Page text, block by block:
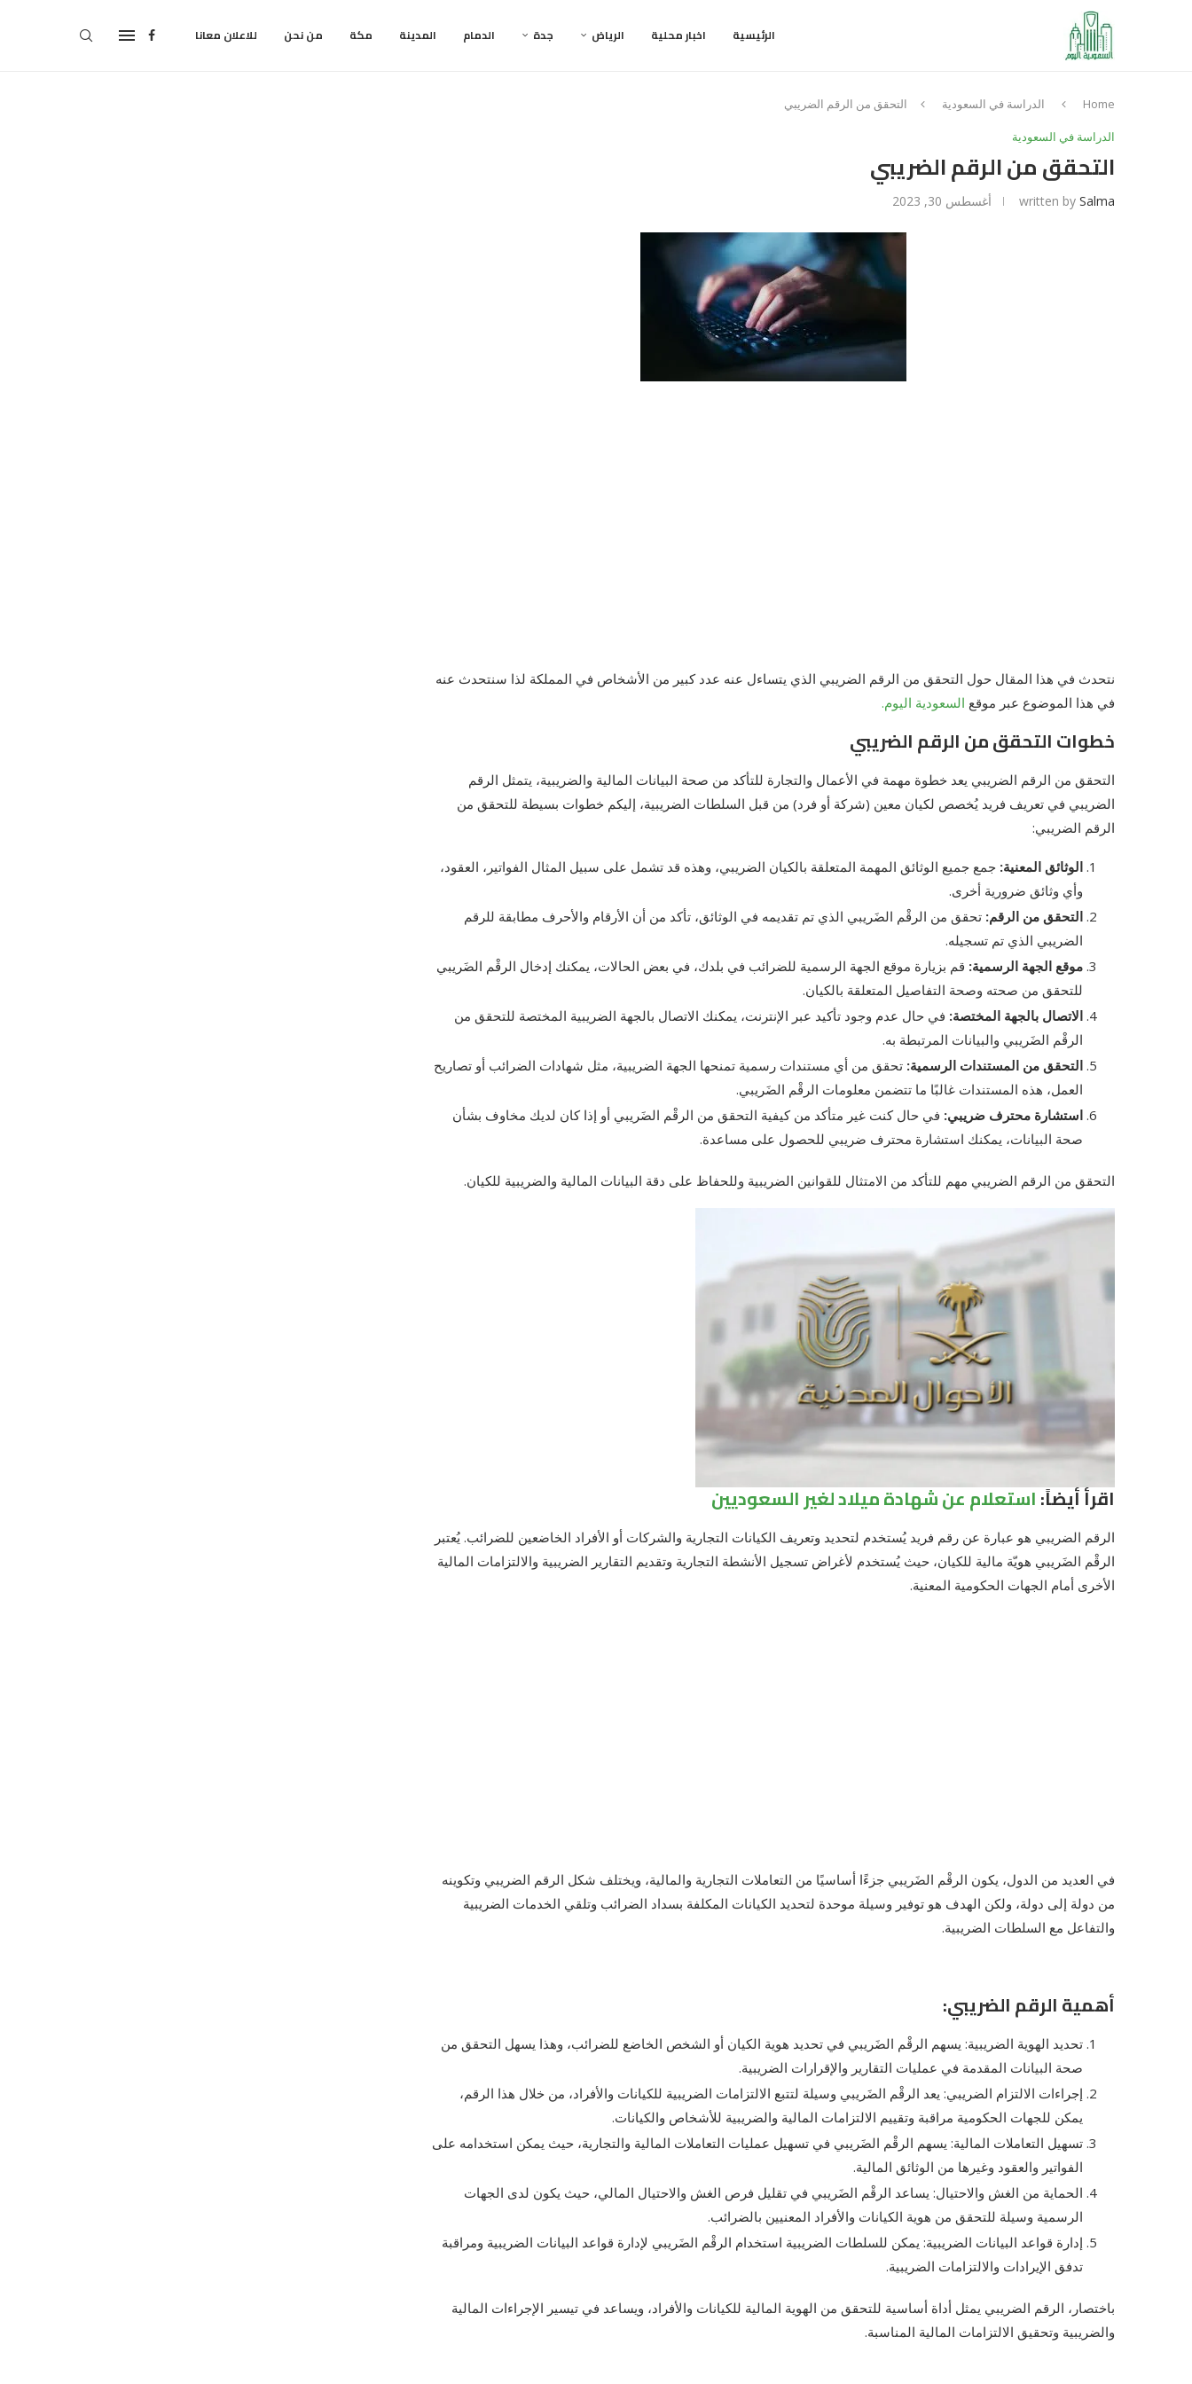
الرئيسية اخبار محلية الرياض جدة الدمام المدينة مكة من نحن للاعلان معانا
Home الدراسة في السعودية التحقق من الرقم الضريبي
الدراسة في السعودية
التحقق من الرقم الضريبي
written by Salma أغسطس 30, 2023
نتحدث في هذا المقال حول التحقق من الرقم الضريبي الذي يتساءل عنه عدد كبير من الأشخاص في المملكة لذا سنتحدث عنه
في هذا الموضوع عبر موقع السعودية اليوم.
خطوات التحقق من الرقم الضريبي
التحقق من الرقم الضريبي يعد خطوة مهمة في الأعمال والتجارة للتأكد من صحة البيانات المالية والضريبية، يتمثل الرقم
الضريبي في تعريف فريد يُخصص لكيان معين (شركة أو فرد) من قبل السلطات الضريبية، إليكم خطوات بسيطة للتحقق من
الرقم الضريبي:
الوثائق المعنية: جمع جميع الوثائق المهمة المتعلقة بالكيان الضريبي، وهذه قد تشمل على سبيل المثال الفواتير، العقود،
وأي وثائق ضرورية أخرى.
التحقق من الرقم: تحقق من الرقْم الضَريبي الذي تم تقديمه في الوثائق، تأكد من أن الأرقام والأحرف مطابقة للرقم
الضريبي الذي تم تسجيله.
موقع الجهة الرسمية: قم بزيارة موقع الجهة الرسمية للضرائب في بلدك، في بعض الحالات، يمكنك إدخال الرقْم الضَريبي
للتحقق من صحته وصحة التفاصيل المتعلقة بالكيان.
الاتصال بالجهة المختصة: في حال عدم وجود تأكيد عبر الإنترنت، يمكنك الاتصال بالجهة الضريبية المختصة للتحقق من
الرقْم الضَريبي والبيانات المرتبطة به.
التحقق من المستندات الرسمية: تحقق من أي مستندات رسمية تمنحها الجهة الضريبية، مثل شهادات الضرائب أو تصاريح
العمل، هذه المستندات غالبًا ما تتضمن معلومات الرقْم الضَريبي.
استشارة محترف ضريبي: في حال كنت غير متأكد من كيفية التحقق من الرقْم الضَريبي أو إذا كان لديك مخاوف بشأن
صحة البيانات، يمكنك استشارة محترف ضريبي للحصول على مساعدة.
التحقق من الرقم الضريبي مهم للتأكد من الامتثال للقوانين الضريبية وللحفاظ على دقة البيانات المالية والضريبية للكيان.
اقرأ أيضاً:استعلام عن شهادة ميلاد لغير السعوديين
الرقم الضريبي هو عبارة عن رقم فريد يُستخدم لتحديد وتعريف الكيانات التجارية والشركات أو الأفراد الخاضعين للضرائب. يُعتبر
الرقْم الضَريبي هويّة مالية للكيان، حيث يُستخدم لأغراض تسجيل الأنشطة التجارية وتقديم التقارير الضريبية والالتزامات المالية
الأخرى أمام الجهات الحكومية المعنية.
في العديد من الدول، يكون الرقْم الضَريبي جزءًا أساسيًا من التعاملات التجارية والمالية، ويختلف شكل الرقم الضريبي وتكوينه
من دولة إلى دولة، ولكن الهدف هو توفير وسيلة موحدة لتحديد الكيانات المكلفة بسداد الضرائب وتلقي الخدمات الضريبية
والتفاعل مع السلطات الضريبية.
أهمية الرقم الضريبي:
تحديد الهوية الضريبية: يسهم الرقْم الضَريبي في تحديد هوية الكيان أو الشخص الخاضع للضرائب، وهذا يسهل التحقق من
صحة البيانات المقدمة في عمليات التقارير والإقرارات الضريبية.
إجراءات الالتزام الضريبي: يعد الرقْم الضَريبي وسيلة لتتبع الالتزامات الضريبية للكيانات والأفراد، من خلال هذا الرقم،
يمكن للجهات الحكومية مراقبة وتقييم الالتزامات المالية والضريبية للأشخاص والكيانات.
تسهيل التعاملات المالية: يسهم الرقْم الضَريبي في تسهيل عمليات التعاملات المالية والتجارية، حيث يمكن استخدامه على
الفواتير والعقود وغيرها من الوثائق المالية.
الحماية من الغش والاحتيال: يساعد الرقْم الضَريبي في تقليل فرص الغش والاحتيال المالي، حيث يكون لدى الجهات
الرسمية وسيلة للتحقق من هوية الكيانات والأفراد المعنيين بالضرائب.
إدارة قواعد البيانات الضريبية: يمكن للسلطات الضريبية استخدام الرقْم الضَريبي لإدارة قواعد البيانات الضريبية ومراقبة
تدفق الإيرادات والالتزامات الضريبية.
باختصار، الرقم الضريبي يمثل أداة أساسية للتحقق من الهوية المالية للكيانات والأفراد، ويساعد في تيسير الإجراءات المالية
والضريبية وتحقيق الالتزامات المالية المناسبة.